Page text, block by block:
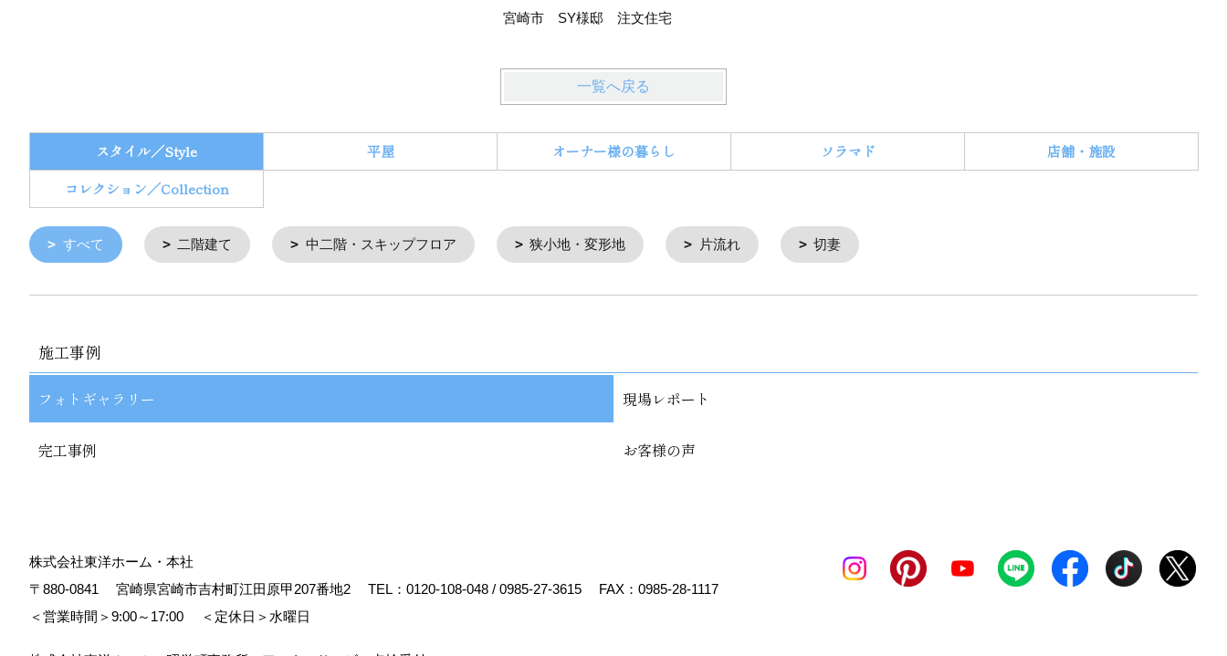
宮崎市 SY様邸 注文住宅
一覧へ戻る
スタイル／Style 平屋 オーナー様の暮らし ソラマド
店舗・施設
コレクション／Collection
すべて 二階建て 中二階・スキップフロア 狭小地・変形地 片流れ 切妻
施工事例
フォトギャラリー 現場レポート
完工事例 お客様の声
株式会社東洋ホーム・本社
〒880-0841
宮崎県宮崎市吉村町江田原甲207番地2 TEL： 0120-108-048 / 0985-27-3615
FAX：0985-28-1117
＜営業時間＞9:00～17:00
＜定休日＞水曜日